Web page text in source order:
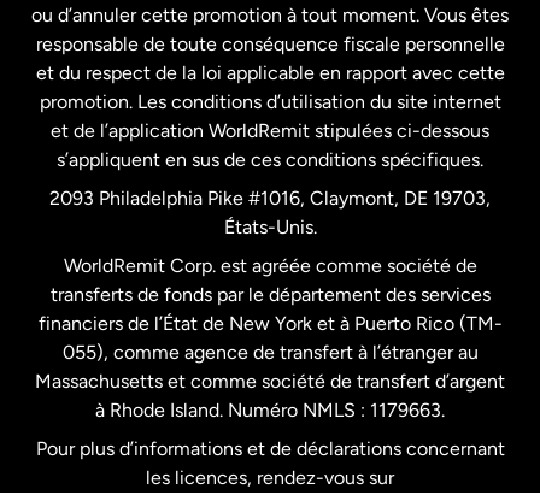
Malaisie
Nouvelle-Zélande
Pays-Bas
Royaume-Uni
Suède
ou d’annuler cette promotion à tout moment. Vous êtes
responsable de toute conséquence fiscale personnelle
et du respect de la loi applicable en rapport avec cette
promotion. Les conditions d’utilisation du site internet
et de l’application WorldRemit stipulées ci-dessous
s’appliquent en sus de ces conditions spécifiques.
2093 Philadelphia Pike #1016, Claymont, DE 19703,
États-Unis.
WorldRemit Corp. est agréée comme société de
transferts de fonds par le département des services
financiers de l’État de New York et à Puerto Rico (TM-
055), comme agence de transfert à l’étranger au
Massachusetts et comme société de transfert d’argent
à Rhode Island. Numéro NMLS : 1179663.
Pour plus d’informations et de déclarations concernant
les licences, rendez-vous sur